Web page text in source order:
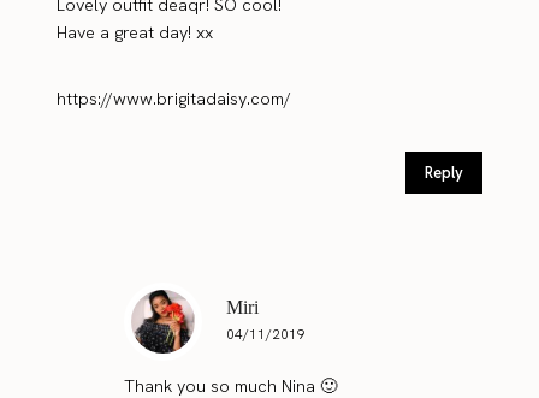
Lovely outfit deaqr! SO cool!
Have a great day! xx
https://www.brigitadaisy.com/
Reply
Miri
04/11/2019
Thank you so much Nina 🙂